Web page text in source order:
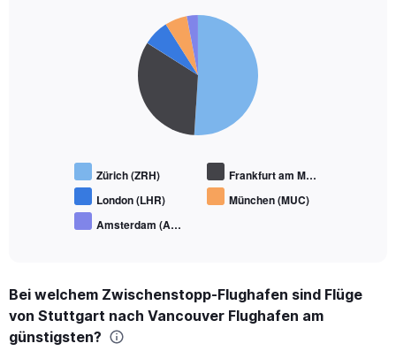
Zürich (ZRH)
Frankfurt am M…
London (LHR)
München (MUC)
Amsterdam (A…
Bei welchem Zwischenstopp-Flughafen sind Flüge
von Stuttgart nach Vancouver Flughafen am
günstigsten?